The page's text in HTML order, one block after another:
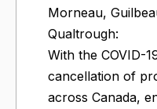
Morneau,
Qualtrough:
With the COVID-
cancellation of
across Canada,